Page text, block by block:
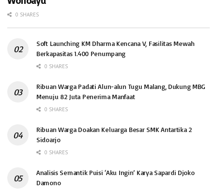
0 SHARES
Soft Launching KM Dharma Kencana V, Fasilitas Mewah
Berkapasitas 1.400 Penumpang
0 SHARES
Ribuan Warga Padati Alun-alun Tugu Malang, Dukung MBG
Menuju 82 Juta Penerima Manfaat
0 SHARES
Ribuan Warga Doakan Keluarga Besar SMK Antartika 2
Sidoarjo
0 SHARES
Analisis Semantik Puisi ‘Aku Ingin’ Karya Sapardi Djoko
Damono